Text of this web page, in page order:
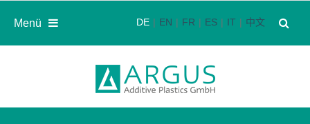
Menü DE EN FR ES IT 中文